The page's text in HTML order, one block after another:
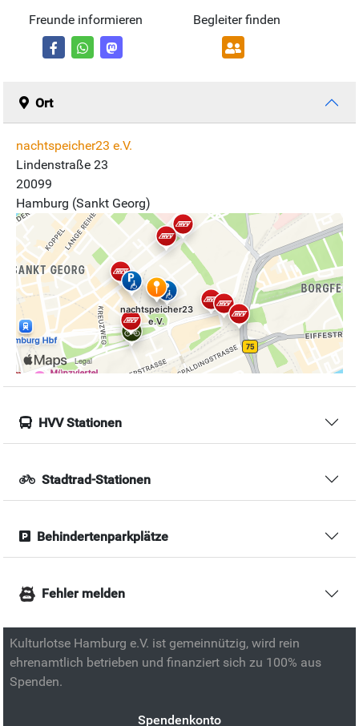
Freunde informieren Begleiter finden
Ort
nachtspeicher23 e.V.
Lindenstraße 23
20099
Hamburg (Sankt Georg)
HVV Stationen
Stadtrad-Stationen
Behindertenparkplätze
Fehler melden
Kulturlotse Hamburg e.V. ist gemeinnützig, wird rein
ehrenamtlich betrieben und finanziert sich zu 100% aus
Spenden.
Spendenkonto